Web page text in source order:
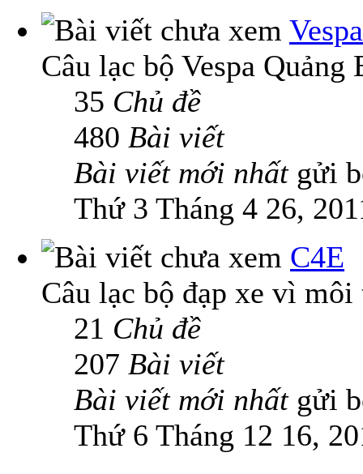
Câu lạc bộ Vespa Quảng
35 Chủ đề
480 Bài viết
Bài viết mới nhấtgửi
Thứ 3 Tháng 4 26,
C4E
Câu lạc bộ đạp xe vì
21 Chủ đề
207 Bài viết
Bài viết mới nhấtgửi
Thứ 6 Tháng 12 16,